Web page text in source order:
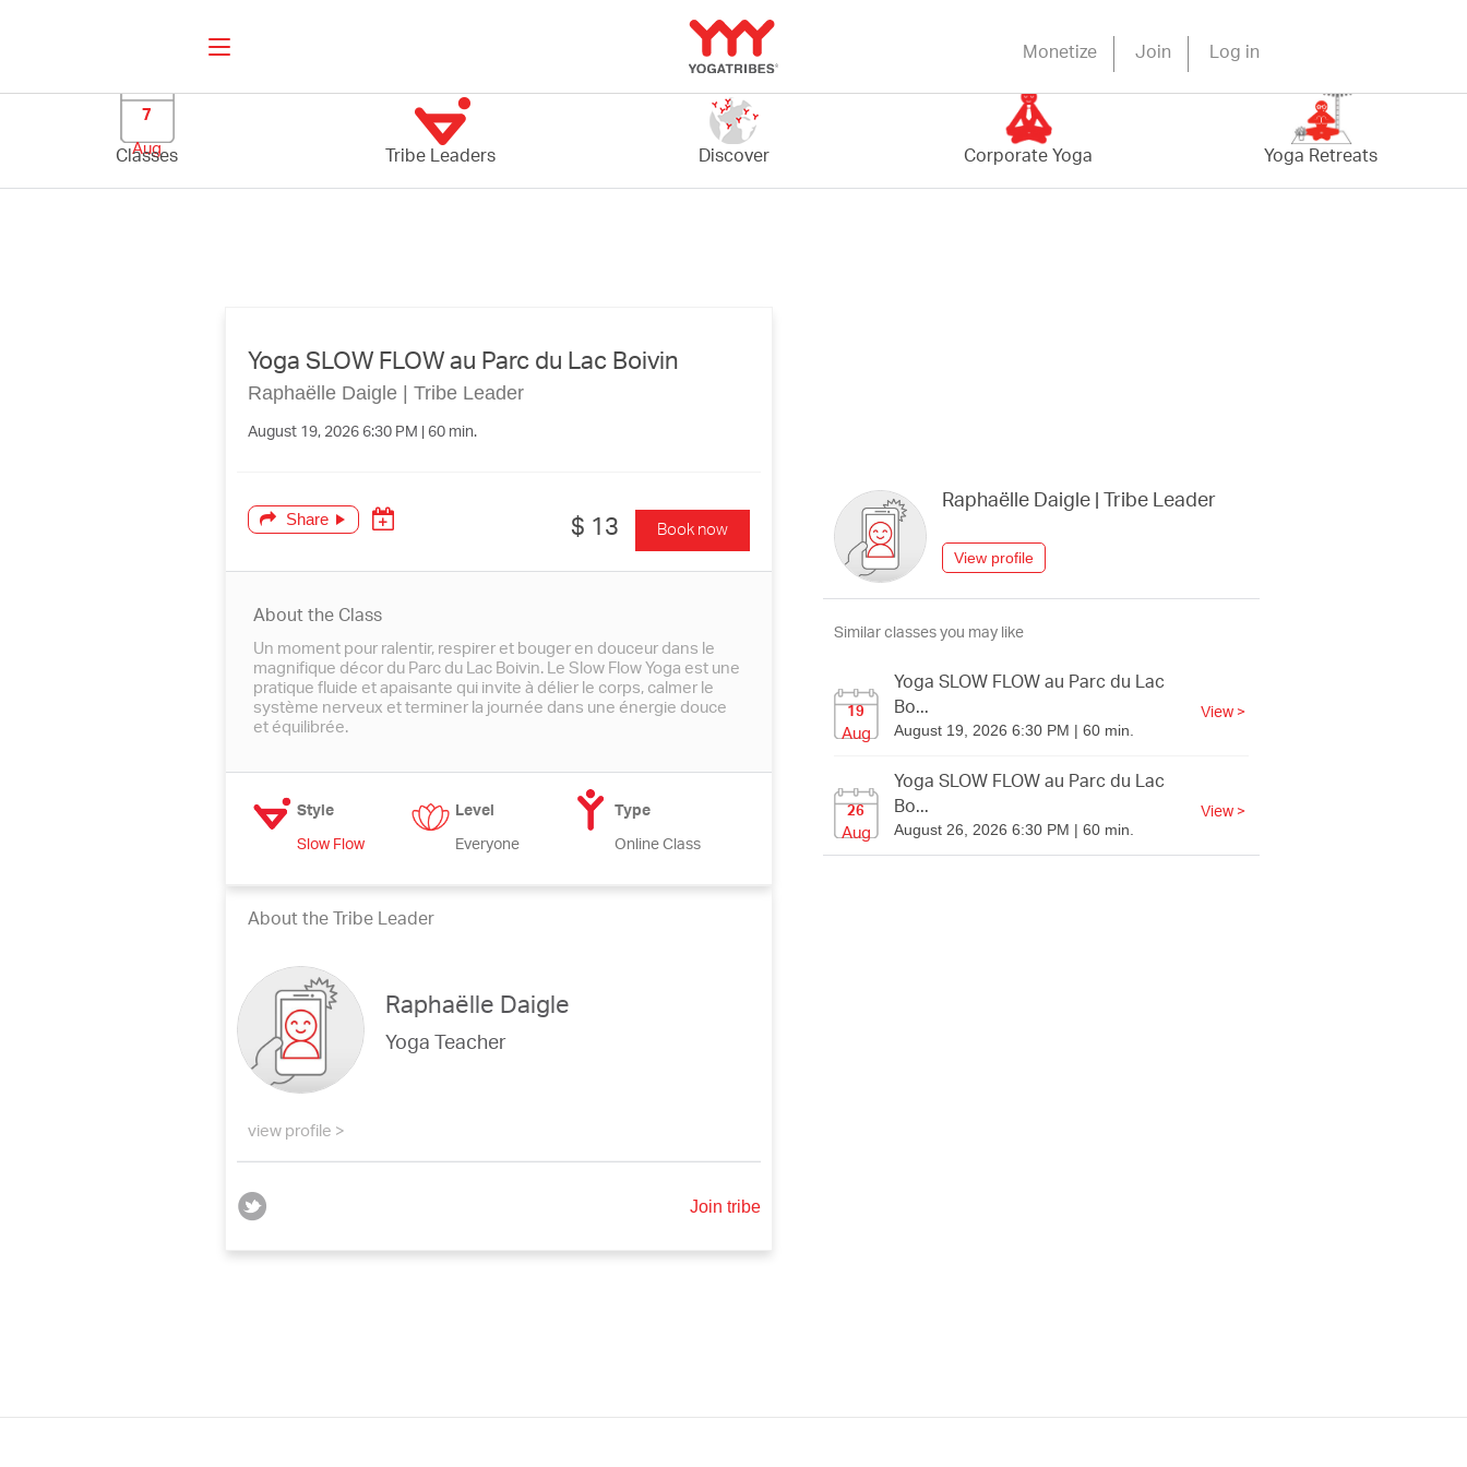
Monetize Join Log in
Yoga SLOW FLOW au Parc du Lac Boivin
Raphaëlle Daigle Tribe Leader
August 19, 2026 6:30 PM | 60 min.
Share $ 13 Book now
About the Class
Un moment pour ralentir, respirer et bouger en douceur dans le
magnifique décor du Parc du Lac Boivin. Le Slow Flow Yoga est une
pratique fluide et apaisante qui invite à délier le corps, calmer le
système nerveux et terminer la journée dans une énergie douce
et équilibrée.
Style
Slow Flow
Level
Everyone
Type
Online Class
About the Tribe Leader
Raphaëlle Daigle
Yoga Teacher
view profile >
Join tribe
Raphaëlle Daigle|Tribe Leader
View profile
Similar classes you may like
19
Aug
Yoga SLOW FLOW au Parc du Lac
Bo...
August 19, 2026 6:30 PM | 60 min. View >
26
Aug
Yoga SLOW FLOW au Parc du Lac
Bo...
August 26, 2026 6:30 PM | 60 min. View >
7
Aug
Classes Tribe Leaders Discover Corporate Yoga Yoga Retreats